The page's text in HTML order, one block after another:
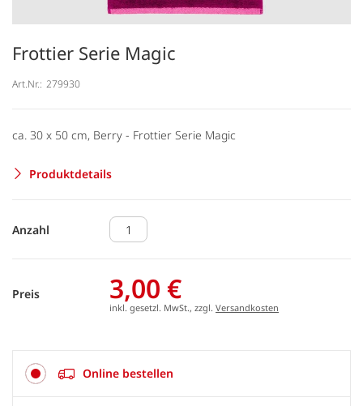
Frottier Serie Magic
Art.Nr.: 279930
ca. 30 x 50 cm, Berry - Frottier Serie Magic
Produktdetails
Anzahl
Preis 3,00 €
inkl. gesetzl. MwSt., zzgl. Versandkosten
Online bestellen